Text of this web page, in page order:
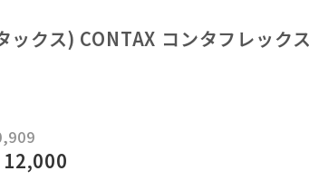
ックス) CONTAX コンタフレック
12,000